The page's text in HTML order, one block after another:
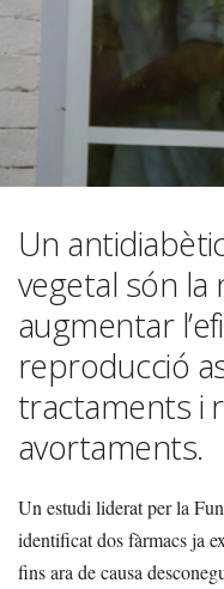
Un
vegetal són la
augmentar
reproducció
tractaments i
avortaments.
Un estudi liderat per la
identificat dos fàrmacs ja
fins ara de causa